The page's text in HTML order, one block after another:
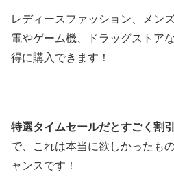
レディースファッション、メン
電やゲーム機、ドラッグストア
得に購入できます！
特選タイムセールだとすごく割引
で、これは本当に欲しかったも
ャンスです！